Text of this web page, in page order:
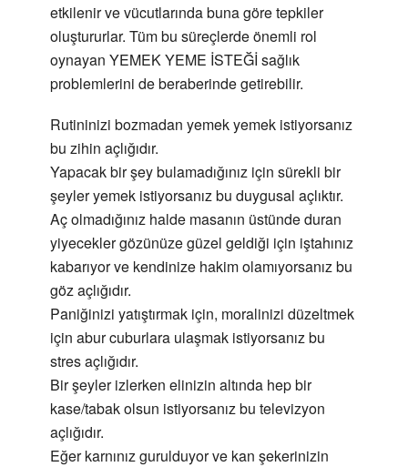
etkilenir ve vücutlarında buna göre tepkiler
oluştururlar. Tüm bu süreçlerde önemli rol
oynayan YEMEK YEME İSTEĞİ sağlık
problemlerini de beraberinde getirebilir.
Rutininizi bozmadan yemek yemek istiyorsanız
bu zihin açlığıdır.
Yapacak bir şey bulamadığınız için sürekli bir
şeyler yemek istiyorsanız bu duygusal açlıktır.
Aç olmadığınız halde masanın üstünde duran
yiyecekler gözünüze güzel geldiği için iştahınız
kabarıyor ve kendinize hakim olamıyorsanız bu
göz açlığıdır.
Paniğinizi yatıştırmak için, moralinizi düzeltmek
için abur cuburlara ulaşmak istiyorsanız bu
stres açlığıdır.
Bir şeyler izlerken elinizin altında hep bir
kase/tabak olsun istiyorsanız bu televizyon
açlığıdır.
Eğer karnınız gurulduyor ve kan şekerinizin